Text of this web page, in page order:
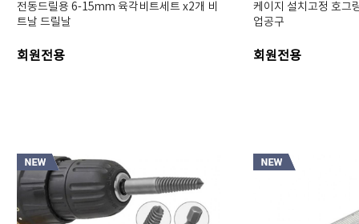
전동드릴용 6-15mm 육각비트세트 x2개 비
트날 드릴날
회원전용
케이지 설치고정 호그
업공구
회원전용